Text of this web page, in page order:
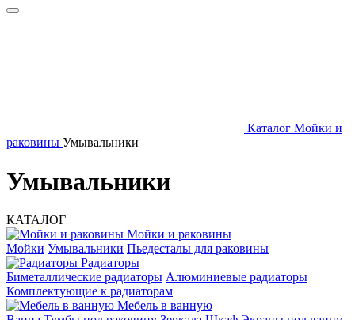
Каталог Мойки и
раковины Умывальники
Умывальники
КАТАЛОГ
Мойки и раковины
Мойки Умывальники Пьедесталы для раковины
Радиаторы
Биметаллические радиаторы Алюминиевые радиаторы
Комплектующие к радиаторам
Мебель в ванную